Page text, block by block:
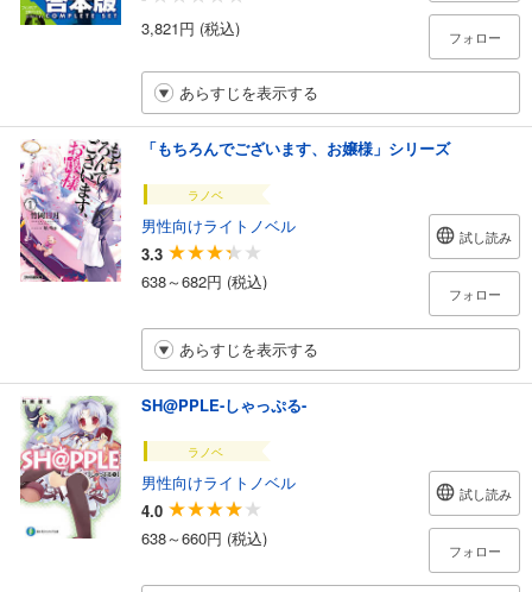
3,821円 (税込)
フォロー
あらすじを表示する
「もちろんでございます、お嬢様」シリーズ
ラノベ
男性向けライトノベル
3.3
638～682円 (税込)
試し読み
フォロー
あらすじを表示する
SH@PPLE-しゃっぷる-
ラノベ
男性向けライトノベル
4.0
638～660円 (税込)
試し読み
フォロー